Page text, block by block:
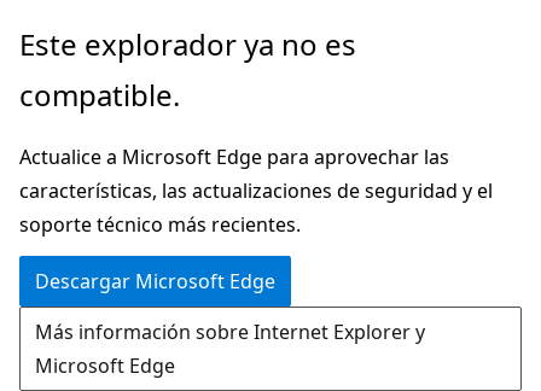
Ir
contenido
Este explorador ya no es
compatible.
Actualice a Microsoft Edge para aprovechar las
características, las actualizaciones de seguridad y el
soporte técnico más recientes.
Descargar Microsoft Edge
Más información sobre Internet Explorer y
Microsoft Edge